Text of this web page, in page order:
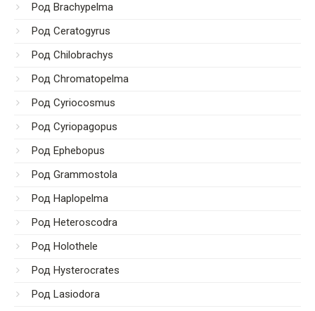
Род Brachypelma
Род Ceratogyrus
Род Chilobrachys
Род Chromatopelma
Род Cyriocosmus
Род Cyriopagopus
Род Ephebopus
Род Grammostola
Род Haplopelma
Род Heteroscodra
Род Holothele
Род Hysterocrates
Род Lasiodora